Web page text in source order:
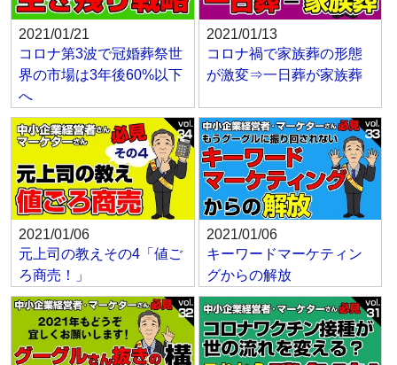
2021/01/21
コロナ第3波で冠婚葬祭世
界の市場は3年後60%以下
へ
2021/01/13
コロナ禍で家族葬の形態
が激変⇒一日葬が家族葬
2021/01/06
元上司の教えその4「値ご
ろ商売！」
2021/01/06
キーワードマーケティン
グからの解放